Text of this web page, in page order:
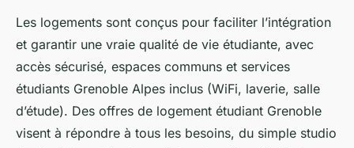
Les logements sont conçus pour faciliter l’intégration
et garantir une vraie qualité de vie étudiante, avec
accès sécurisé, espaces communs et services
étudiants Grenoble Alpes inclus (WiFi, laverie, salle
d’étude). Des offres de logement étudiant Grenoble
visent à répondre à tous les besoins, du simple studio